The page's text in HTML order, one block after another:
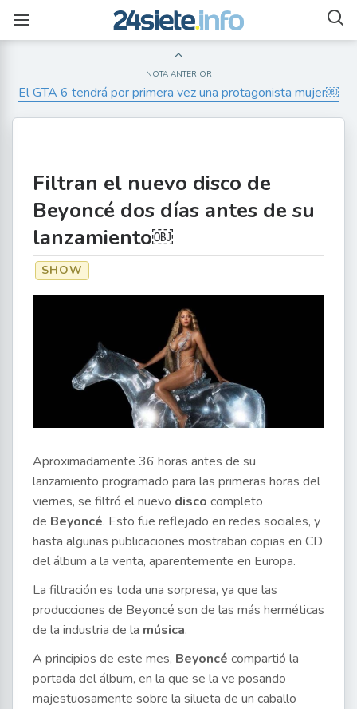
NOTA ANTERIOR
El GTA 6 tendrá por primera vez una protagonista mujer￼
Filtran el nuevo disco de
Beyoncé dos días antes de su
lanzamiento￼
SHOW
Aproximadamente 36 horas antes de su
lanzamiento programado para las primeras horas del
viernes, se filtró el nuevo disco completo
de Beyoncé. Esto fue reflejado en redes sociales, y
hasta algunas publicaciones mostraban copias en CD
del álbum a la venta, aparentemente en Europa.
La filtración es toda una sorpresa, ya que las
producciones de Beyoncé son de las más herméticas
de la industria de la música.
A principios de este mes, Beyoncé compartió la
portada del álbum, en la que se la ve posando
majestuosamente sobre la silueta de un caballo